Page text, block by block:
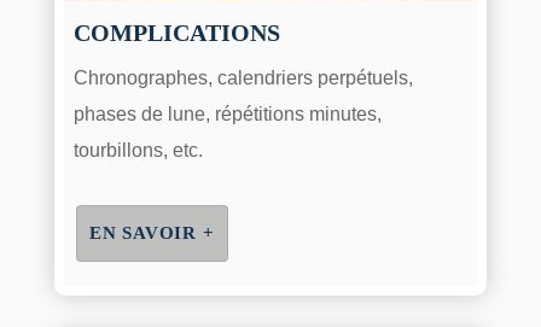
COMPLICATIONS
Chronographes, calendriers perpétuels,
phases de lune, répétitions minutes,
tourbillons, etc.
EN SAVOIR +